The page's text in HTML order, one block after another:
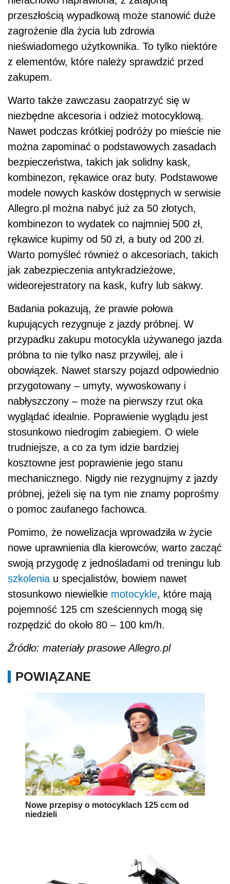
przeszłością wypadkową może stanowić duże
zagrożenie dla życia lub zdrowia
nieświadomego użytkownika. To tylko niektóre
z elementów, które należy sprawdzić przed
zakupem.
Warto także zawczasu zaopatrzyć się w
niezbędne akcesoria i odzież motocyklową.
Nawet podczas krótkiej podróży po mieście nie
można zapominać o podstawowych zasadach
bezpieczeństwa, takich jak solidny kask,
kombinezon, rękawice oraz buty. Podstawowe
modele nowych kasków dostępnych w serwisie
Allegro.pl można nabyć już za 50 złotych,
kombinezon to wydatek co najmniej 500 zł,
rękawice kupimy od 50 zł, a buty od 200 zł.
Warto pomyśleć również o akcesoriach, takich
jak zabezpieczenia antykradzieżowe,
wideorejestratory na kask, kufry lub sakwy.
Badania pokazują, że prawie połowa
kupujących rezygnuje z jazdy próbnej. W
przypadku zakupu motocykla używanego jazda
próbna to nie tylko nasz przywilej, ale i
obowiązek. Nawet starszy pojazd odpowiednio
przygotowany – umyty, wywoskowany i
nabłyszczony – może na pierwszy rzut oka
wyglądać idealnie. Poprawienie wyglądu jest
stosunkowo niedrogim zabiegiem. O wiele
trudniejsze, a co za tym idzie bardziej
kosztowne jest poprawienie jego stanu
mechanicznego. Nigdy nie rezygnujmy z jazdy
próbnej, jeżeli się na tym nie znamy poprośmy
o pomoc zaufanego fachowca.
Pomimo, że nowelizacja wprowadziła w życie
nowe uprawnienia dla kierowców, warto zacząć
swoją przygodę z jednośladami od treningu lub
szkolenia u specjalistów, bowiem nawet
stosunkowo niewielkie motocykle, które mają
pojemność 125 cm sześciennych mogą się
rozpędzić do około 80 – 100 km/h.
Źródło: materiały prasowe Allegro.pl
POWIĄZANE
Nowe przepisy o motocyklach 125 ccm od
niedzieli